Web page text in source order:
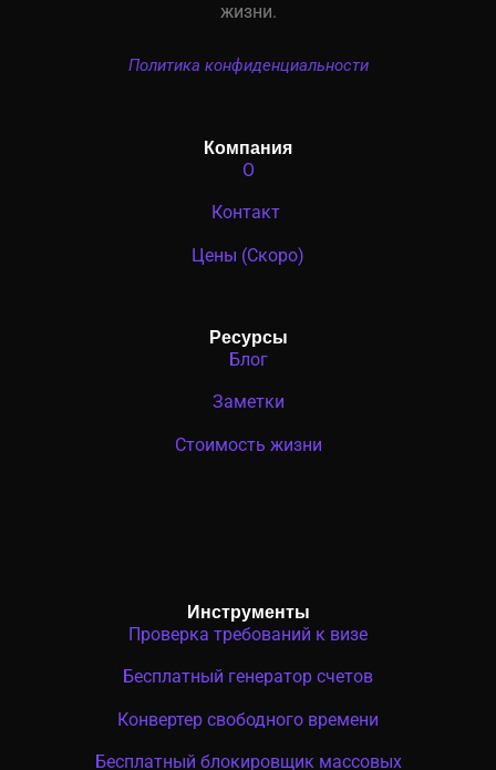
жизни.
Политика конфиденциальности
Компания
О
Контакт
Цены (Скоро)
Ресурсы
Блог
Заметки
Стоимость жизни
Инструменты
Проверка требований к визе
Бесплатный генератор счетов
Конвертер свободного времени
Бесплатный блокировщик массовых